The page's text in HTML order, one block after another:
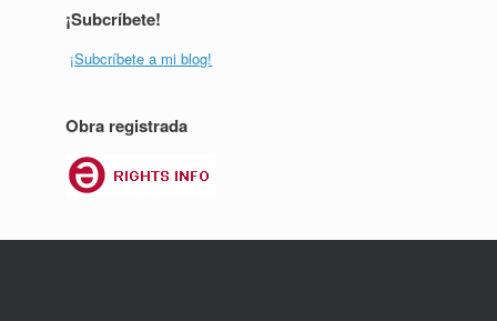
¡Subcríbete!
¡Subcríbete a mi blog!
Obra registrada